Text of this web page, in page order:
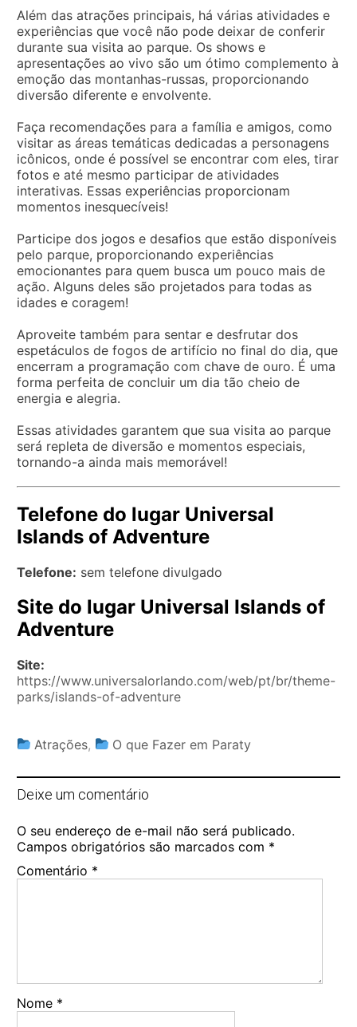
Além das atrações principais, há várias atividades e
experiências que você não pode deixar de conferir
durante sua visita ao parque. Os shows e
apresentações ao vivo são um ótimo complemento à
emoção das montanhas-russas, proporcionando
diversão diferente e envolvente.
Faça recomendações para a família e amigos, como
visitar as áreas temáticas dedicadas a personagens
icônicos, onde é possível se encontrar com eles, tirar
fotos e até mesmo participar de atividades
interativas. Essas experiências proporcionam
momentos inesquecíveis!
Participe dos jogos e desafios que estão disponíveis
pelo parque, proporcionando experiências
emocionantes para quem busca um pouco mais de
ação. Alguns deles são projetados para todas as
idades e coragem!
Aproveite também para sentar e desfrutar dos
espetáculos de fogos de artifício no final do dia, que
encerram a programação com chave de ouro. É uma
forma perfeita de concluir um dia tão cheio de
energia e alegria.
Essas atividades garantem que sua visita ao parque
será repleta de diversão e momentos especiais,
tornando-a ainda mais memorável!
Telefone do lugar Universal
Islands of Adventure
Telefone: sem telefone divulgado
Site do lugar Universal Islands of
Adventure
Site:
https://www.universalorlando.com/web/pt/br/theme-
parks/islands-of-adventure
Atrações, O que Fazer em Paraty
Deixe um comentário
O seu endereço de e-mail não será publicado.
Campos obrigatórios são marcados com *
Comentário *
Nome *